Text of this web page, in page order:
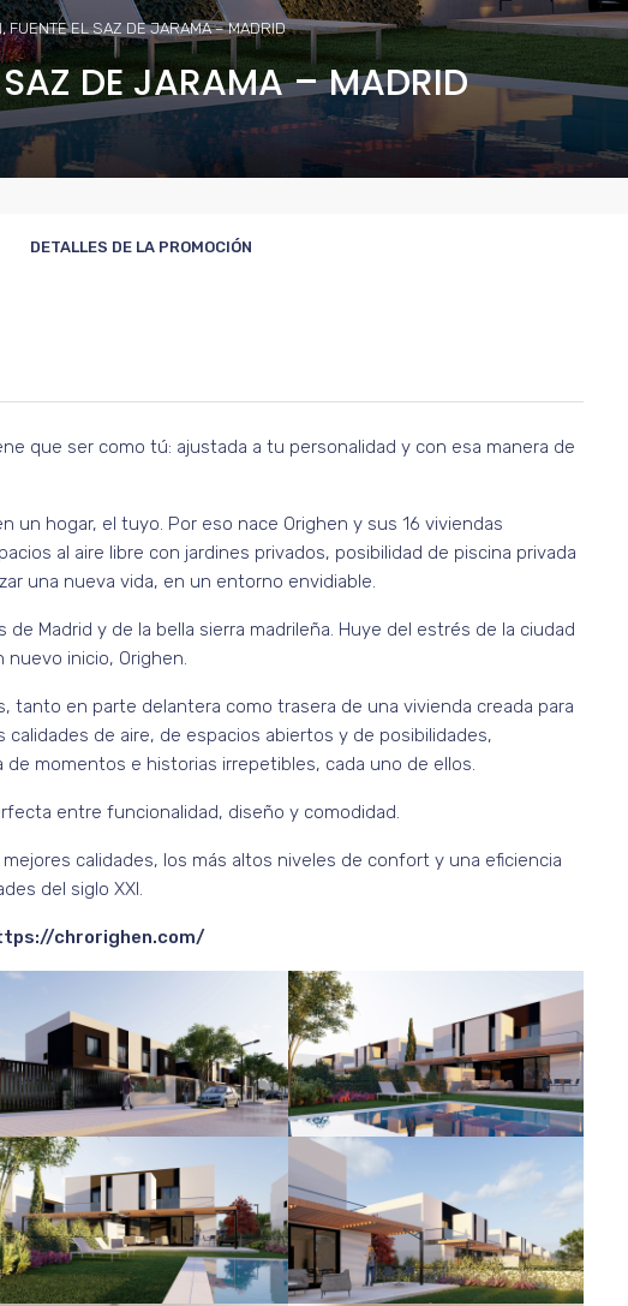
FUENTE EL SAZ DE JARAMA – MADRID
SAZ DE JARAMA – MADRID
DETALLES DE LA PROMOCIÓN
que ser como tú: ajustada a tu personalidad y con esa manera de
un hogar, el tuyo. Por eso nace Orighen y sus 16 viviendas
al aire libre con jardines privados, posibilidad de piscina privada
una nueva vida, en un entorno envidiable.
de Madrid y de la bella sierra madrileña. Huye del estrés de la ciudad
inicio, Orighen.
tanto en parte delantera como trasera de una vivienda creada para
calidades de aire, de espacios abiertos y de posibilidades,
momentos e historias irrepetibles, cada uno de ellos.
entre funcionalidad, diseño y comodidad.
calidades, los más altos niveles de confort y una eficiencia
del siglo XXI.
chrorighen.com/